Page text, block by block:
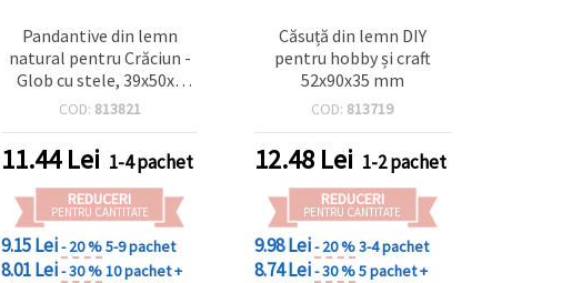
Pandantive din lemn
natural pentru Crăciun -
Glob cu stele, 39x50x3
mm, set 10 bucăți
COD: 813821
11.44Lei 1-4 pachet
REDUCERI
PENTRU CANTITATE
9.15 Lei- 20 %5-9 pachet
8.01 Lei- 30 %10 pachet +
Căsuță din lemn DIY
pentru hobby și craft
52x90x35 mm
COD: 813719
12.48Lei 1-2 pachet
REDUCERI
PENTRU CANTITATE
9.98 Lei- 20 %3-4 pachet
8.74 Lei- 30 %5 pachet +